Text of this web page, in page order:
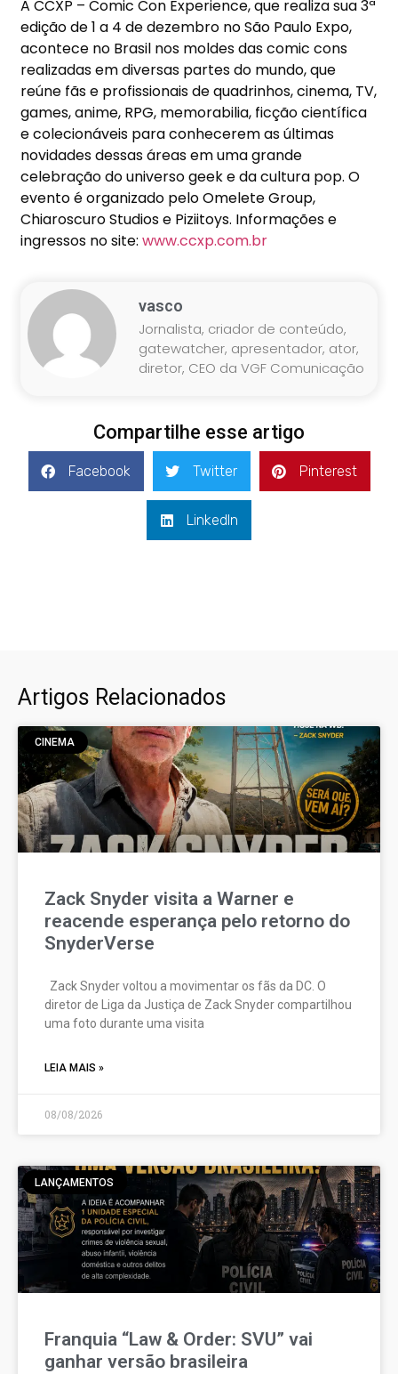
A CCXP – Comic Con Experience, que realiza sua 3ª
edição de 1 a 4 de dezembro no São Paulo Expo,
acontece no Brasil nos moldes das comic cons
realizadas em diversas partes do mundo, que
reúne fãs e profissionais de quadrinhos, cinema, TV,
games, anime, RPG, memorabilia, ficção científica
e colecionáveis para conhecerem as últimas
novidades dessas áreas em uma grande
celebração do universo geek e da cultura pop. O
evento é organizado pelo Omelete Group,
Chiaroscuro Studios e Piziitoys. Informações e
ingressos no site:www.ccxp.com.br
vasco
Jornalista, criador de conteúdo,
gatewatcher, apresentador, ator,
diretor, CEO da VGF Comunicação
Compartilhe esse artigo
Facebook Twitter Pinterest
LinkedIn
Artigos Relacionados
CINEMA
Zack Snyder visita a Warner e
reacende esperança pelo retorno do
SnyderVerse
Zack Snyder voltou a movimentar os fãs da DC. O
diretor de Liga da Justiça de Zack Snyder compartilhou
uma foto durante uma visita
LEIA MAIS »
08/08/2026
LANÇAMENTOS
Franquia “Law & Order: SVU” vai
ganhar versão brasileira